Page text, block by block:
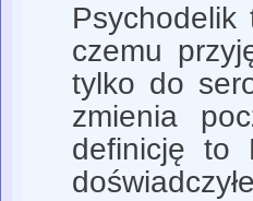
czemu
tylko do
zmienia
definicję to